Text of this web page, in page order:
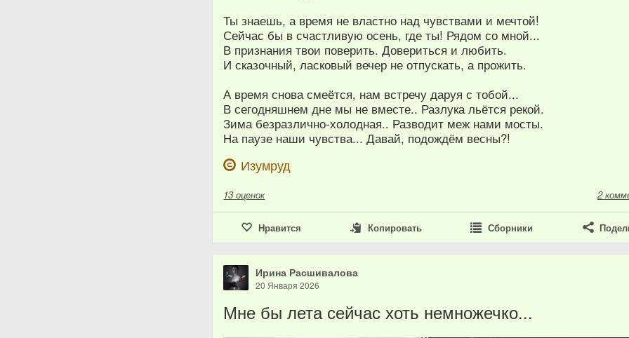
Ты знаешь, а время не властно над чувствами и мечтой!
Сейчас бы в счастливую осень, где ты! Рядом со мной...
В признания твои поверить. Довериться и любить.
И сказочный, ласковый вечер не отпускать, а прожить.
А время снова смеётся, нам встречу даруя с тобой...
В сегодняшнем дне мы не вместе.. Разлука льётся рекой.
Зима безразлично-холодная.. Разводит меж нами мосты.
На паузе наши чувства... Давай, подождём весны?!
Изумруд
13 оценок 2
Нравится Копировать Сборники
Ирина Расшивалова
20 Января 2026
Мне бы лета сейчас хоть немножечко...